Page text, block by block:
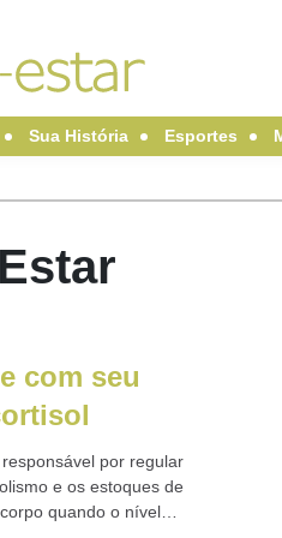
Sua História Esportes
com seu
por regular
e os estoques de
quando o nível